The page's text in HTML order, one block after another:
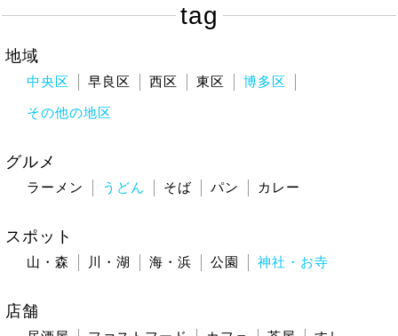
tag
地域
中央区 早良区 西区 東区 博多区
その他の地区
グルメ
ラーメン うどん そば パン カレー
スポット
山・森 川・湖 海・浜 公園 神社・お寺
店舗